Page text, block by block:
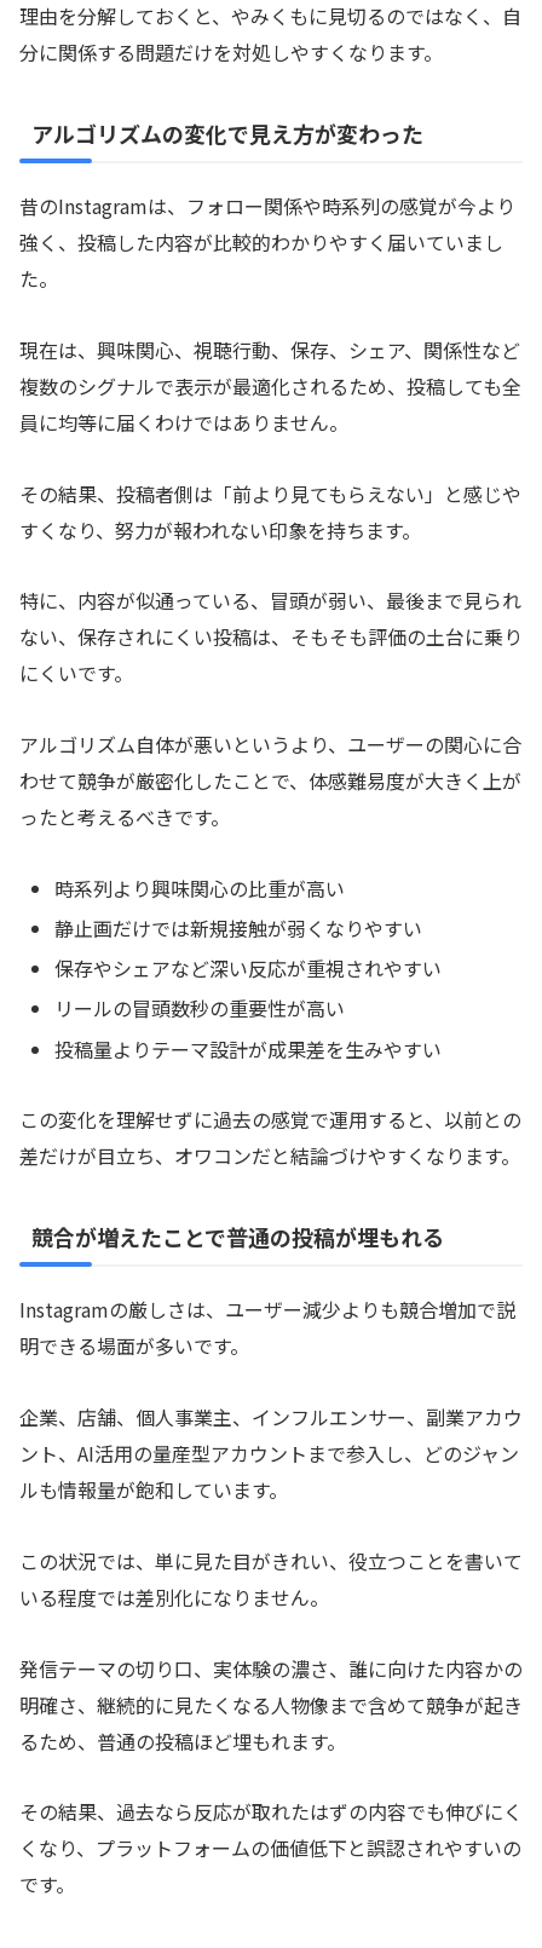
理由を分解しておくと、やみくもに見切るのではなく、自
分に関係する問題だけを対処しやすくなります。
アルゴリズムの変化で見え方が変わった
昔のInstagramは、フォロー関係や時系列の感覚が今より
強く、投稿した内容が比較的わかりやすく届いていまし
た。
現在は、興味関心、視聴行動、保存、シェア、関係性など
複数のシグナルで表示が最適化されるため、投稿しても全
員に均等に届くわけではありません。
その結果、投稿者側は「前より見てもらえない」と感じや
すくなり、努力が報われない印象を持ちます。
特に、内容が似通っている、冒頭が弱い、最後まで見られ
ない、保存されにくい投稿は、そもそも評価の土台に乗り
にくいです。
アルゴリズム自体が悪いというより、ユーザーの関心に合
わせて競争が厳密化したことで、体感難易度が大きく上が
ったと考えるべきです。
時系列より興味関心の比重が高い
静止画だけでは新規接触が弱くなりやすい
保存やシェアなど深い反応が重視されやすい
リールの冒頭数秒の重要性が高い
投稿量よりテーマ設計が成果差を生みやすい
この変化を理解せずに過去の感覚で運用すると、以前との
差だけが目立ち、オワコンだと結論づけやすくなります。
競合が増えたことで普通の投稿が埋もれる
Instagramの厳しさは、ユーザー減少よりも競合増加で説
明できる場面が多いです。
企業、店舗、個人事業主、インフルエンサー、副業アカウ
ント、AI活用の量産型アカウントまで参入し、どのジャン
ルも情報量が飽和しています。
この状況では、単に見た目がきれい、役立つことを書いて
いる程度では差別化になりません。
発信テーマの切り口、実体験の濃さ、誰に向けた内容かの
明確さ、継続的に見たくなる人物像まで含めて競争が起き
るため、普通の投稿ほど埋もれます。
その結果、過去なら反応が取れたはずの内容でも伸びにく
くなり、プラットフォームの価値低下と誤認されやすいの
です。